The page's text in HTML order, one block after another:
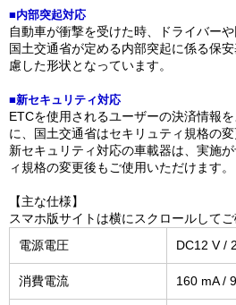
■内部突起対応
自動車が衝撃を受けた時、ドライバー
国土交通省が定める内部突起に係る保
慮した形状となっています。
■新セキュリティ対応
ETCを使用されるユーザーの決済情報
に、国土交通省はセキリュティ規格の変
新セキュリティ対応の車載器は、実施
ィ規格の変更後もご使用いただけます。
【主な仕様】
スマホ版サイトは横にスクロールしてご
電源電圧
DC12 V /
消費電流 160 mA /